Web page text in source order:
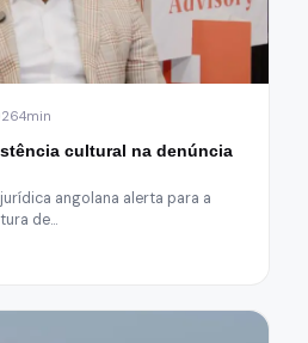
4min
cultural na denúncia
angolana alerta para a
de…